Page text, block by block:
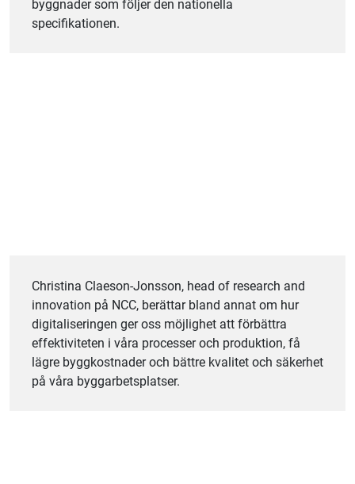
byggnader som följer den nationella
specifikationen.
Christina Claeson-Jonsson, head of research and
innovation på NCC, berättar bland annat om hur
digitaliseringen ger oss möjlighet att förbättra
effektiviteten i våra processer och produktion, få
lägre byggkostnader och bättre kvalitet och säkerhet
på våra byggarbetsplatser.